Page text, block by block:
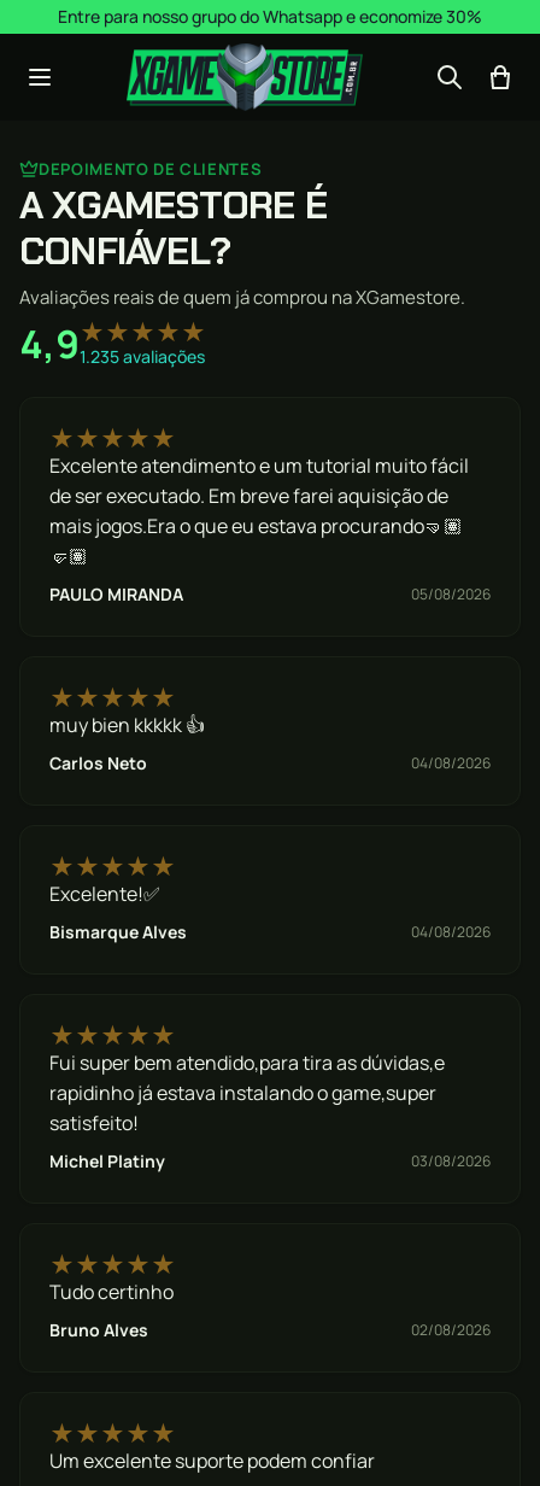
Pular para o conteúdo
Entre para nosso grupo do Whatsapp e economize 30%
DEPOIMENTO DE CLIENTES
A XGAMESTORE É
CONFIÁVEL?
Avaliações reais de quem já comprou na XGamestore.
4,9★★★★★
1.235 avaliações
★★★★★
Excelente atendimento e um tutorial muito fácil
de ser executado. Em breve farei aquisição de
mais jogos.Era o que eu estava procurando🤜🏽
🤛🏽
PAULO MIRANDA 05/08/2026
★★★★★
muy bien kkkkk 👍
Carlos Neto 04/08/2026
★★★★★
Excelente!✅
Bismarque Alves 04/08/2026
★★★★★
Fui super bem atendido,para tira as dúvidas,e
rapidinho já estava instalando o game,super
satisfeito!
Michel Platiny 03/08/2026
★★★★★
Tudo certinho
Bruno Alves 02/08/2026
★★★★★
Um excelente suporte podem confiar